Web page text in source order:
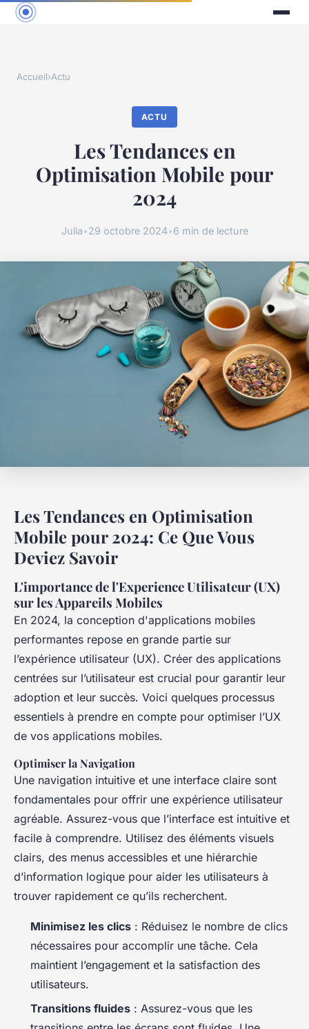
Accueil›Actu
ACTU
Les Tendances en
Optimisation Mobile pour
2024
Julia•29 octobre 2024•6 min de lecture
Les Tendances en Optimisation
Mobile pour 2024: Ce Que Vous
Deviez Savoir
L'importance de l'Experience Utilisateur (UX)
sur les Appareils Mobiles
En 2024, la conception d'applications mobiles
performantes repose en grande partie sur
l’expérience utilisateur (UX). Créer des applications
centrées sur l’utilisateur est crucial pour garantir leur
adoption et leur succès. Voici quelques processus
essentiels à prendre en compte pour optimiser l’UX
de vos applications mobiles.
Optimiser la Navigation
Une navigation intuitive et une interface claire sont
fondamentales pour offrir une expérience utilisateur
agréable. Assurez-vous que l’interface est intuitive et
facile à comprendre. Utilisez des éléments visuels
clairs, des menus accessibles et une hiérarchie
d’information logique pour aider les utilisateurs à
trouver rapidement ce qu’ils recherchent.
Minimisez les clics : Réduisez le nombre de clics
nécessaires pour accomplir une tâche. Cela
maintient l’engagement et la satisfaction des
utilisateurs.
Transitions fluides : Assurez-vous que les